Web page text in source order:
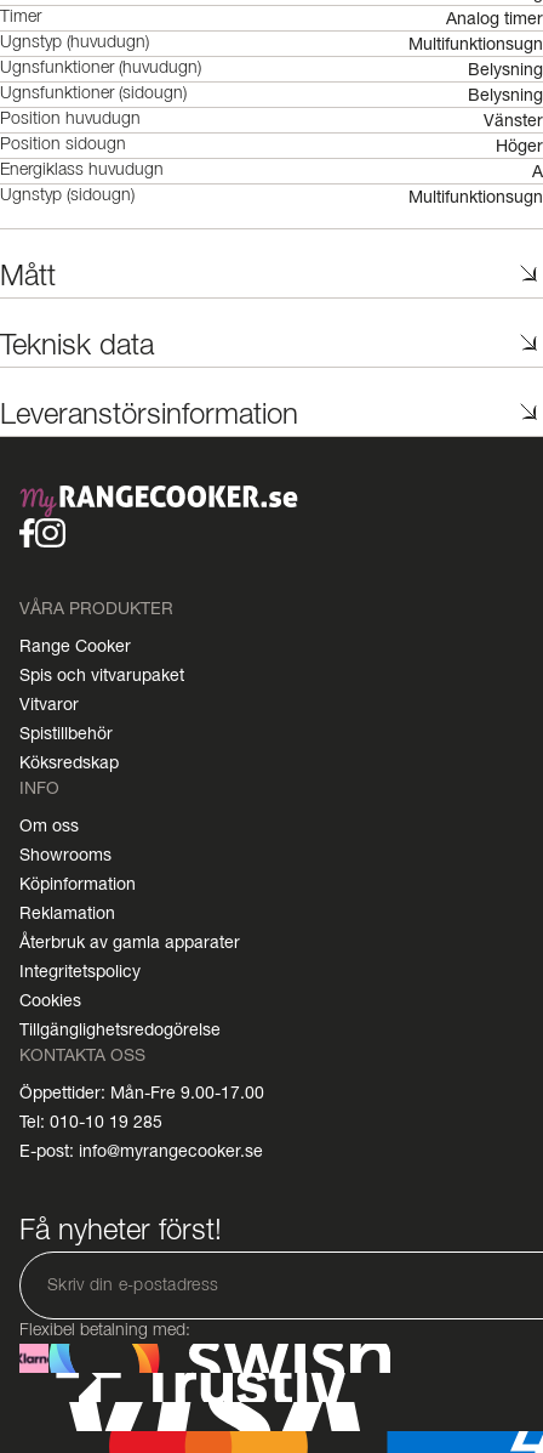
Timer Analog timer
Ugnstyp (huvudugn) Multifunktionsugn
Ugnsfunktioner (huvudugn) Belysning
Ugnsfunktioner (sidougn) Belysning
Position huvudugn Vänster
Position sidougn Höger
Energiklass huvudugn A
Ugnstyp (sidougn) Multifunktionsugn
Mått
Teknisk data
Leveranstörsinformation
VÅRA PRODUKTER
Range Cooker
Spis och vitvarupaket
Vitvaror
Spistillbehör
Köksredskap
INFO
Om oss
Showrooms
Köpinformation
Reklamation
Återbruk av gamla apparater
Integritetspolicy
Cookies
Tillgänglighetsredogörelse
KONTAKTA OSS
Öppettider: Mån-Fre 9.00-17.00
Tel: 010-10 19 285
E-post: info@myrangecooker.se
Få nyheter först!
Flexibel betalning med: